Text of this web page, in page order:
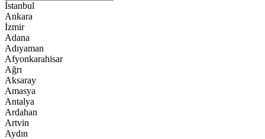
İstanbul
Ankara
İzmir
Adana
Adıyaman
Afyonkarahisar
Ağrı
Aksaray
Amasya
Antalya
Ardahan
Artvin
Aydın